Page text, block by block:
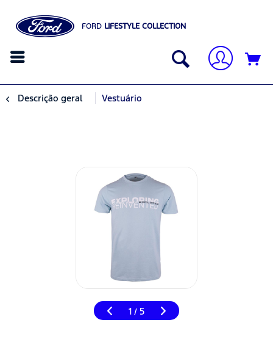
FORD LIFESTYLE COLLECTION
Descrição geral Vestuário
1 / 5